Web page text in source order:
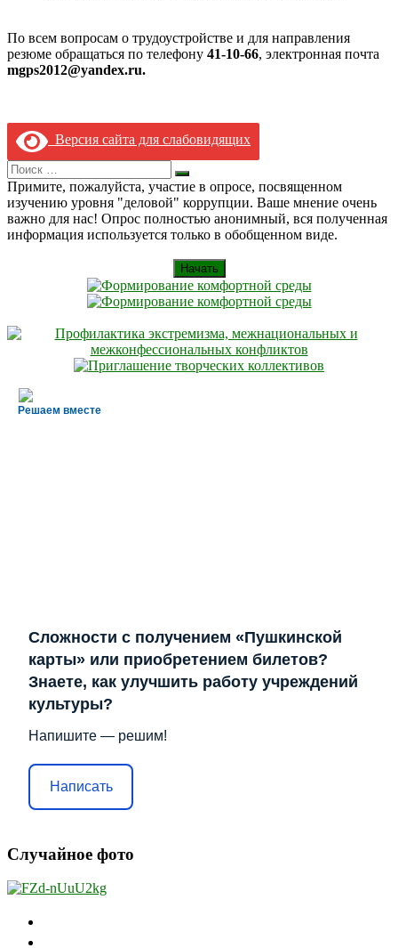
По всем вопросам о трудоустройстве и для направления
резюме обращаться по телефону 41-10-66, электронная почта
mgps2012@yandex.ru.
Версия сайта для слабовидящих
Search
for:
Искать
Примите, пожалуйста, участие в опросе, посвященном
изучению уровня "деловой" коррупции. Ваше мнение очень
важно для нас! Опрос полностью анонимный, вся полученная
информация используется только в обобщенном виде.
Начать
Решаем вместе
Сложности с получением «Пушкинской
карты» или приобретением билетов?
Знаете, как улучшить работу учреждений
культуры?
Напишите — решим!
Написать
Случайное фото